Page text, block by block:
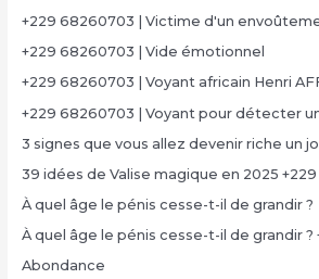
+229 68260703 | Victime d'un
+229 68260703 | Vide émotionnel
+229 68260703 | Voyant africain Henri
+229 68260703 | Voyant pour détecter
3 signes que vous allez devenir riche un
39 idées de Valise magique en 2025
À quel âge le pénis cesse-t-il de grandir ?
À quel âge le pénis cesse-t-il de grandir ?
Abondance